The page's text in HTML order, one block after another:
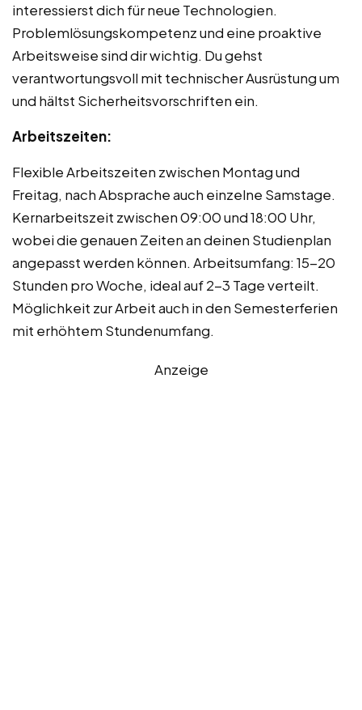
interessierst dich für neue Technologien.
Problemlösungskompetenz und eine proaktive
Arbeitsweise sind dir wichtig. Du gehst
verantwortungsvoll mit technischer Ausrüstung um
und hältst Sicherheitsvorschriften ein.
Arbeitszeiten:
Flexible Arbeitszeiten zwischen Montag und
Freitag, nach Absprache auch einzelne Samstage.
Kernarbeitszeit zwischen 09:00 und 18:00 Uhr,
wobei die genauen Zeiten an deinen Studienplan
angepasst werden können. Arbeitsumfang: 15-20
Stunden pro Woche, ideal auf 2-3 Tage verteilt.
Möglichkeit zur Arbeit auch in den Semesterferien
mit erhöhtem Stundenumfang.
Anzeige